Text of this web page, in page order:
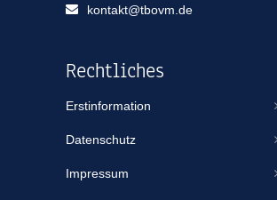
kontakt@tbovm.de
Rechtliches
Erstinformation
Datenschutz
Impressum